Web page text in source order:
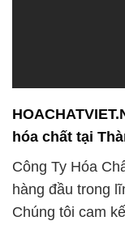
hóa chất tại
Công Ty Hóa
hàng đầu trong
Chúng tôi cam